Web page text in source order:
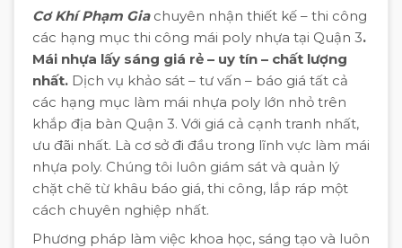
Cơ Khí Phạm Gia chuyên nhận thiết kế – thi công
các hạng mục thi công mái poly nhựa tại Quận 3.
Mái nhựa lấy sáng giá rẻ – uy tín – chất lượng
nhất. Dịch vụ khảo sát – tư vấn – báo giá tất cả
các hạng mục làm mái nhựa poly lớn nhỏ trên
khắp địa bàn Quận 3. Với giá cả cạnh tranh nhất,
ưu đãi nhất. Là cơ sở đi đầu trong lĩnh vực làm mái
nhựa poly. Chúng tôi luôn giám sát và quản lý
chặt chẽ từ khâu báo giá, thi công, lắp ráp một
cách chuyên nghiệp nhất.
Phương pháp làm việc khoa học, sáng tạo và luôn